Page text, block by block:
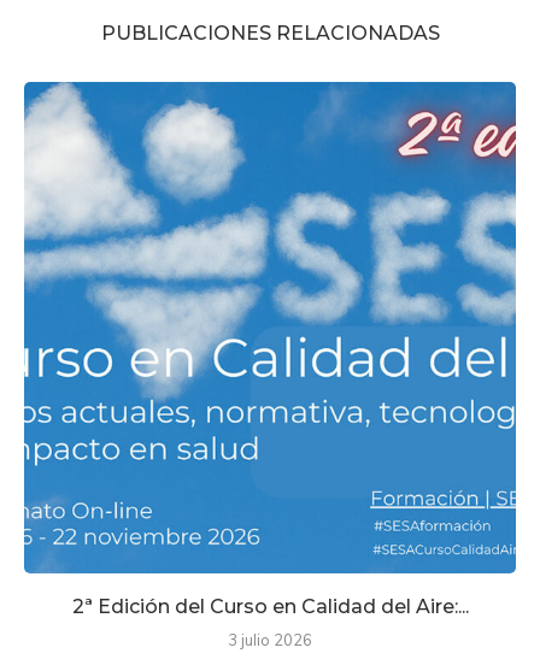
PUBLICACIONES RELACIONADAS
2ª Edición del Curso en Calidad del Aire:...
3 julio 2026